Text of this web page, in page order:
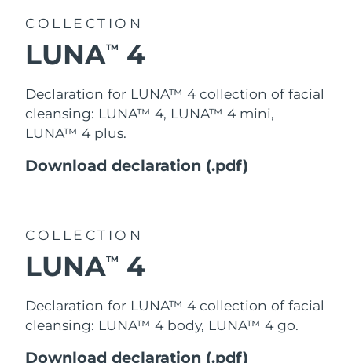
COLLECTION
LUNATM 4
Declaration for LUNA™ 4 collection of facial
cleansing: LUNA™ 4, LUNA™ 4 mini,
LUNA™ 4 plus.
Download declaration (.pdf)
COLLECTION
LUNATM 4
Declaration for LUNA™ 4 collection of facial
cleansing: LUNA™ 4 body, LUNA™ 4 go.
Download declaration (.pdf)